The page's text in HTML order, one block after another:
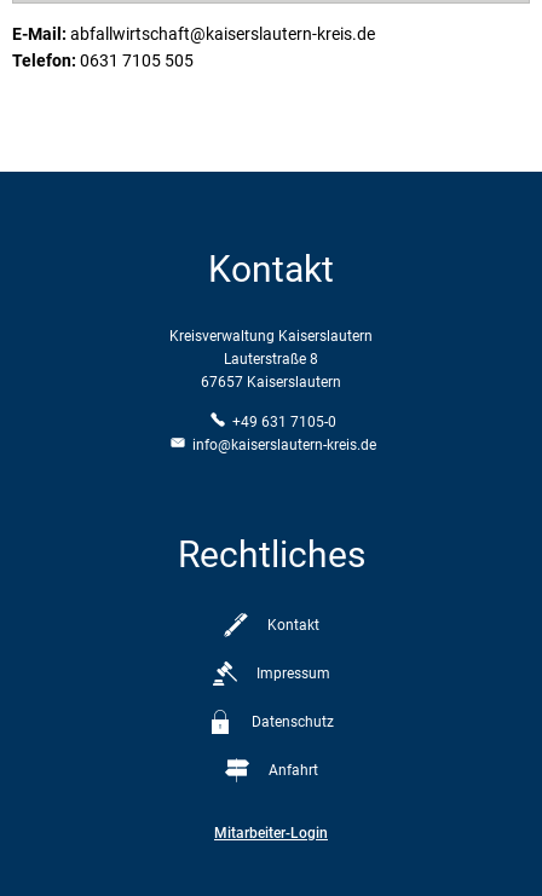
E-Mail: abfallwirtschaft@kaiserslautern-kreis.de
Telefon: 0631 7105 505
Kontakt
Kreisverwaltung Kaiserslautern
Lauterstraße 8
67657 Kaiserslautern
+49 631 7105-0
info@kaiserslautern-kreis.de
Rechtliches
Kontakt
Impressum
Datenschutz
Anfahrt
Mitarbeiter-Login